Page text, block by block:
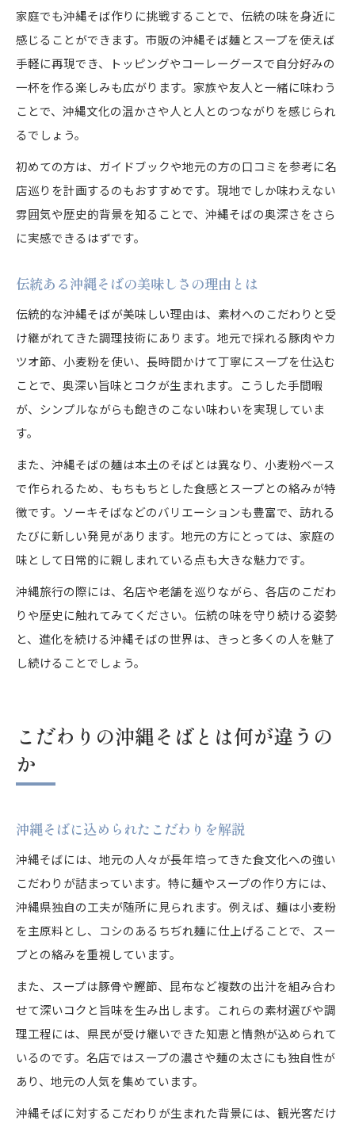
家庭でも沖縄そば作りに挑戦することで、伝統の味を身近に
感じることができます。市販の沖縄そば麺とスープを使えば
手軽に再現でき、トッピングやコーレーグースで自分好みの
一杯を作る楽しみも広がります。家族や友人と一緒に味わう
ことで、沖縄文化の温かさや人と人とのつながりを感じられ
るでしょう。
初めての方は、ガイドブックや地元の方の口コミを参考に名
店巡りを計画するのもおすすめです。現地でしか味わえない
雰囲気や歴史的背景を知ることで、沖縄そばの奥深さをさら
に実感できるはずです。
伝統ある沖縄そばの美味しさの理由とは
伝統的な沖縄そばが美味しい理由は、素材へのこだわりと受
け継がれてきた調理技術にあります。地元で採れる豚肉やカ
ツオ節、小麦粉を使い、長時間かけて丁寧にスープを仕込む
ことで、奥深い旨味とコクが生まれます。こうした手間暇
が、シンプルながらも飽きのこない味わいを実現していま
す。
また、沖縄そばの麺は本土のそばとは異なり、小麦粉ベース
で作られるため、もちもちとした食感とスープとの絡みが特
徴です。ソーキそばなどのバリエーションも豊富で、訪れる
たびに新しい発見があります。地元の方にとっては、家庭の
味として日常的に親しまれている点も大きな魅力です。
沖縄旅行の際には、名店や老舗を巡りながら、各店のこだわ
りや歴史に触れてみてください。伝統の味を守り続ける姿勢
と、進化を続ける沖縄そばの世界は、きっと多くの人を魅了
し続けることでしょう。
こだわりの沖縄そばとは何が違うの
か
沖縄そばに込められたこだわりを解説
沖縄そばには、地元の人々が長年培ってきた食文化への強い
こだわりが詰まっています。特に麺やスープの作り方には、
沖縄県独自の工夫が随所に見られます。例えば、麺は小麦粉
を主原料とし、コシのあるちぢれ麺に仕上げることで、スー
プとの絡みを重視しています。
また、スープは豚骨や鰹節、昆布など複数の出汁を組み合わ
せて深いコクと旨味を生み出します。これらの素材選びや調
理工程には、県民が受け継いできた知恵と情熱が込められて
いるのです。名店ではスープの濃さや麺の太さにも独自性が
あり、地元の人気を集めています。
沖縄そばに対するこだわりが生まれた背景には、観光客だけ